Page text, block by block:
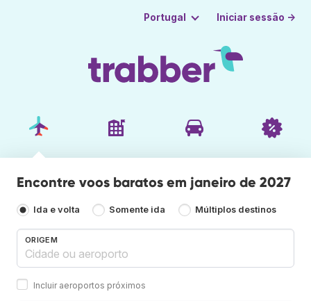
Portugal Iniciar sessão →
Encontre voos baratos em janeiro de 2027
Ida e volta Somente ida Múltiplos destinos
ORIGEM
Incluir aeroportos próximos